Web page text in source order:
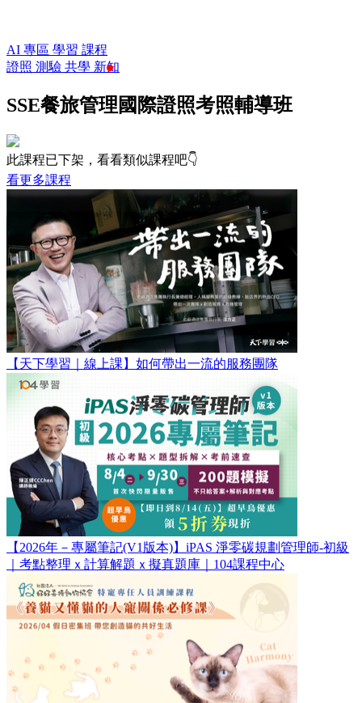
AI 專區 學習 課程
證照 測驗 共學 新知
SSE餐旅管理國際證照考照輔導班
此課程已下架，看看類似課程吧👇
看更多課程
【天下學習｜線上課】如何帶出一流的服務團隊
【2026年－專屬筆記(V1版本)】iPAS 淨零碳規劃管理師-初級
｜考點整理ｘ計算解題ｘ擬真題庫｜104課程中心